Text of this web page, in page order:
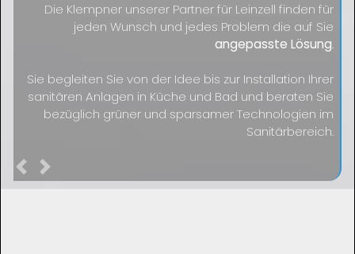
Die Klempner unserer Partner für Leinzell finden für
jeden Wunsch und jedes Problem die auf Sie
angepasste Lösung.
Sie begleiten Sie von der Idee bis zur Installation Ihrer
sanitären Anlagen in Küche und Bad und beraten Sie
bezüglich grüner und sparsamer Technologien im
Sanitärbereich.
Previous